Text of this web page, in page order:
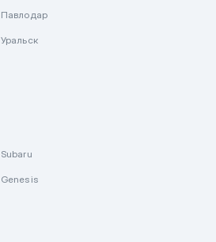
Павлодар
Уральск
Subaru
Genesis